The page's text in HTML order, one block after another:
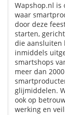
Wapshop.nl is
waar
door deze
starten,
die aansluiten
inmiddels
smartshops
meer dan
glijmiddelen.
ook op
werking en